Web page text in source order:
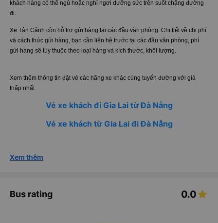
khách hàng có thể ngủ hoặc nghỉ ngơi dưỡng sức trên suốt chặng đường
đi.
Xe Tân Cảnh còn hỗ trợ gửi hàng tại các đầu văn phòng. Chi tiết về chi phí
và cách thức gửi hàng, bạn cần liên hệ trước tại các đầu văn phòng, phí
gửi hàng sẽ tùy thuộc theo loại hàng và kích thước, khối lượng.
Xem thêm thông tin đặt vé các hãng xe khác cùng tuyến đường với giá
thấp nhất
Vé xe khách đi Gia Lai từ Đà Nẵng
Vé xe khách từ Gia Lai đi Đà Nẵng
Xem thêm
Bus rating 0.0